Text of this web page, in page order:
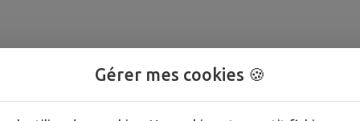
Gérer mes cookies 🍪